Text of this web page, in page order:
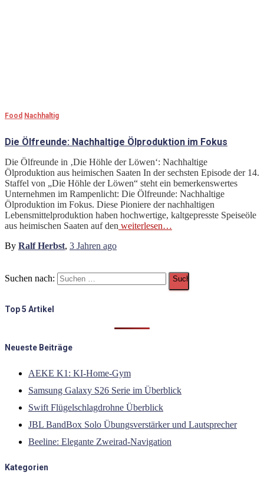
Food Nachhaltig
Die Ölfreunde: Nachhaltige Ölproduktion im Fokus
Die Ölfreunde in ‚Die Höhle der Löwen‘: Nachhaltige
Ölproduktion aus heimischen Saaten In der sechsten Episode der 14.
Staffel von „Die Höhle der Löwen“ steht ein bemerkenswertes
Unternehmen im Rampenlicht: Die Ölfreunde: Nachhaltige
Ölproduktion im Fokus. Diese Pioniere der nachhaltigen
Lebensmittelproduktion haben hochwertige, kaltgepresste Speiseöle
aus heimischen Saaten auf den weiterlesen…
By Ralf Herbst, 3 Jahren ago
Suchen nach:
Top 5 Artikel
Neueste Beiträge
AEKE K1: KI-Home-Gym
Samsung Galaxy S26 Serie im Überblick
Swift Flügelschlagdrohne Überblick
JBL BandBox Solo Übungsverstärker und Lautsprecher
Beeline: Elegante Zweirad-Navigation
Kategorien